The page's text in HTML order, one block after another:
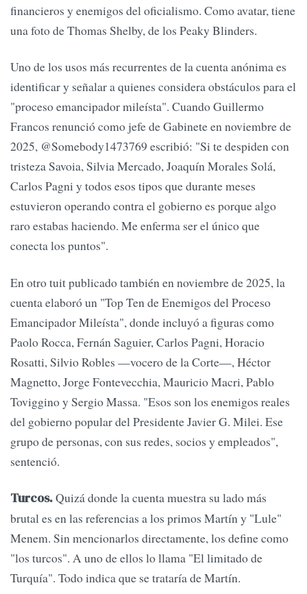
financieros y enemigos del oficialismo. Como avatar, tiene
una foto de Thomas Shelby, de los Peaky Blinders.
Uno de los usos más recurrentes de la cuenta anónima es
identificar y señalar a quienes considera obstáculos para el
"proceso emancipador mileísta". Cuando Guillermo
Francos renunció como jefe de Gabinete en noviembre de
2025, @Somebody1473769 escribió: "Si te despiden con
tristeza Savoia, Silvia Mercado, Joaquín Morales Solá,
Carlos Pagni y todos esos tipos que durante meses
estuvieron operando contra el gobierno es porque algo
raro estabas haciendo. Me enferma ser el único que
conecta los puntos".
En otro tuit publicado también en noviembre de 2025, la
cuenta elaboró un "Top Ten de Enemigos del Proceso
Emancipador Mileísta", donde incluyó a figuras como
Paolo Rocca, Fernán Saguier, Carlos Pagni, Horacio
Rosatti, Silvio Robles —vocero de la Corte—, Héctor
Magnetto, Jorge Fontevecchia, Mauricio Macri, Pablo
Toviggino y Sergio Massa. "Esos son los enemigos reales
del gobierno popular del Presidente Javier G. Milei. Ese
grupo de personas, con sus redes, socios y empleados",
sentenció.
Turcos.Quizá donde la cuenta muestra su lado más
brutal es en las referencias a los primos Martín y "Lule"
Menem. Sin mencionarlos directamente, los define como
"los turcos". A uno de ellos lo llama "El limitado de
Turquía". Todo indica que se trataría de Martín.